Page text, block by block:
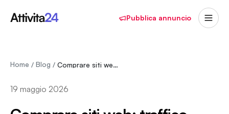
Pubblica annuncio
Home / Blog / Comprare siti web: traffico, RPM e rischi SEO
19 maggio 2026